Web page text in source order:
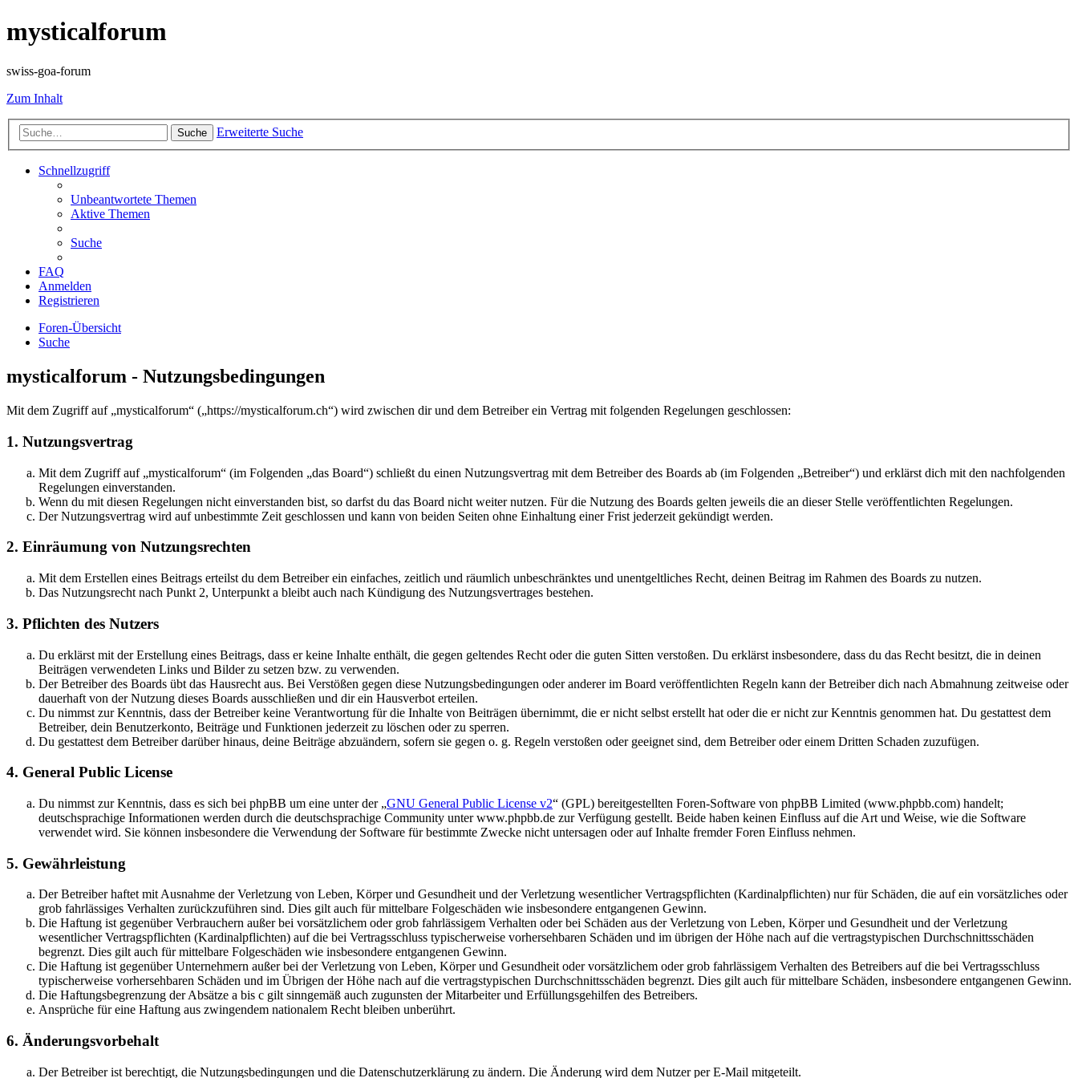
mysticalforum
swiss-goa-forum
Zum Inhalt
Suche Erweiterte Suche
Schnellzugriff
Unbeantwortete Themen
Aktive Themen
Suche
FAQ
Anmelden
Registrieren
Foren-Übersicht
Suche
mysticalforum - Nutzungsbedingungen
Mit dem Zugriff auf „mysticalforum“ („https://mysticalforum.ch“) wird zwischen dir und dem Betreiber ein Vertrag mit folgenden Regelungen geschlossen:
1. Nutzungsvertrag
Mit dem Zugriff auf „mysticalforum“ (im Folgenden „das Board“) schließt du einen Nutzungsvertrag mit dem Betreiber des Boards ab (im Folgenden „Betreiber“) und erklärst dich mit den nachfolgenden
Regelungen einverstanden.
Wenn du mit diesen Regelungen nicht einverstanden bist, so darfst du das Board nicht weiter nutzen. Für die Nutzung des Boards gelten jeweils die an dieser Stelle veröffentlichten Regelungen.
Der Nutzungsvertrag wird auf unbestimmte Zeit geschlossen und kann von beiden Seiten ohne Einhaltung einer Frist jederzeit gekündigt werden.
2. Einräumung von Nutzungsrechten
Mit dem Erstellen eines Beitrags erteilst du dem Betreiber ein einfaches, zeitlich und räumlich unbeschränktes und unentgeltliches Recht, deinen Beitrag im Rahmen des Boards zu nutzen.
Das Nutzungsrecht nach Punkt 2, Unterpunkt a bleibt auch nach Kündigung des Nutzungsvertrages bestehen.
3. Pflichten des Nutzers
Du erklärst mit der Erstellung eines Beitrags, dass er keine Inhalte enthält, die gegen geltendes Recht oder die guten Sitten verstoßen. Du erklärst insbesondere, dass du das Recht besitzt, die in deinen
Beiträgen verwendeten Links und Bilder zu setzen bzw. zu verwenden.
Der Betreiber des Boards übt das Hausrecht aus. Bei Verstößen gegen diese Nutzungsbedingungen oder anderer im Board veröffentlichten Regeln kann der Betreiber dich nach Abmahnung zeitweise oder
dauerhaft von der Nutzung dieses Boards ausschließen und dir ein Hausverbot erteilen.
Du nimmst zur Kenntnis, dass der Betreiber keine Verantwortung für die Inhalte von Beiträgen übernimmt, die er nicht selbst erstellt hat oder die er nicht zur Kenntnis genommen hat. Du gestattest dem
Betreiber, dein Benutzerkonto, Beiträge und Funktionen jederzeit zu löschen oder zu sperren.
Du gestattest dem Betreiber darüber hinaus, deine Beiträge abzuändern, sofern sie gegen o. g. Regeln verstoßen oder geeignet sind, dem Betreiber oder einem Dritten Schaden zuzufügen.
4. General Public License
Du nimmst zur Kenntnis, dass es sich bei phpBB um eine unter der „GNU General Public License v2“ (GPL) bereitgestellten Foren-Software von phpBB Limited (www.phpbb.com) handelt;
deutschsprachige Informationen werden durch die deutschsprachige Community unter www.phpbb.de zur Verfügung gestellt. Beide haben keinen Einfluss auf die Art und Weise, wie die Software
verwendet wird. Sie können insbesondere die Verwendung der Software für bestimmte Zwecke nicht untersagen oder auf Inhalte fremder Foren Einfluss nehmen.
5. Gewährleistung
Der Betreiber haftet mit Ausnahme der Verletzung von Leben, Körper und Gesundheit und der Verletzung wesentlicher Vertragspflichten (Kardinalpflichten) nur für Schäden, die auf ein vorsätzliches oder
grob fahrlässiges Verhalten zurückzuführen sind. Dies gilt auch für mittelbare Folgeschäden wie insbesondere entgangenen Gewinn.
Die Haftung ist gegenüber Verbrauchern außer bei vorsätzlichem oder grob fahrlässigem Verhalten oder bei Schäden aus der Verletzung von Leben, Körper und Gesundheit und der Verletzung
wesentlicher Vertragspflichten (Kardinalpflichten) auf die bei Vertragsschluss typischerweise vorhersehbaren Schäden und im übrigen der Höhe nach auf die vertragstypischen Durchschnittsschäden
begrenzt. Dies gilt auch für mittelbare Folgeschäden wie insbesondere entgangenen Gewinn.
Die Haftung ist gegenüber Unternehmern außer bei der Verletzung von Leben, Körper und Gesundheit oder vorsätzlichem oder grob fahrlässigem Verhalten des Betreibers auf die bei Vertragsschluss
typischerweise vorhersehbaren Schäden und im Übrigen der Höhe nach auf die vertragstypischen Durchschnittsschäden begrenzt. Dies gilt auch für mittelbare Schäden, insbesondere entgangenen Gewinn.
Die Haftungsbegrenzung der Absätze a bis c gilt sinngemäß auch zugunsten der Mitarbeiter und Erfüllungsgehilfen des Betreibers.
Ansprüche für eine Haftung aus zwingendem nationalem Recht bleiben unberührt.
6. Änderungsvorbehalt
Der Betreiber ist berechtigt, die Nutzungsbedingungen und die Datenschutzerklärung zu ändern. Die Änderung wird dem Nutzer per E-Mail mitgeteilt.